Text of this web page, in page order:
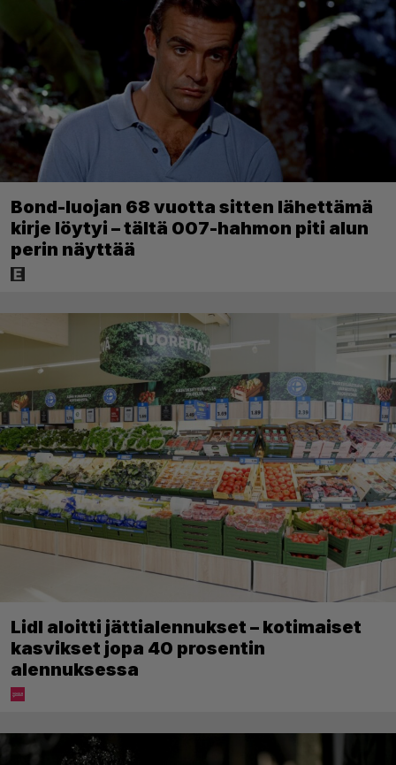
Bond-luojan 68 vuotta sitten lähettämä
kirje löytyi – tältä 007-hahmon piti alun
perin näyttää
Lidl aloitti jättialennukset – kotimaiset
kasvikset jopa 40 prosentin
alennuksessa